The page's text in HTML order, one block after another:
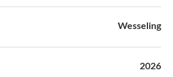
Wesseling
2026